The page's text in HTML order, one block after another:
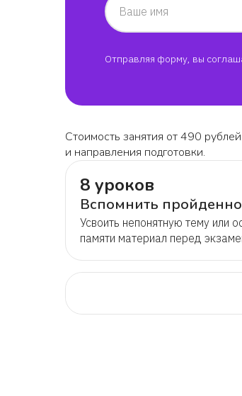
Ваше имя
Отправляя форму, вы
Стоимость занятия от 490
и направления подготовки.
8 уроков
Вспомнить
Усвоить непонятную тему или
памяти материал перед